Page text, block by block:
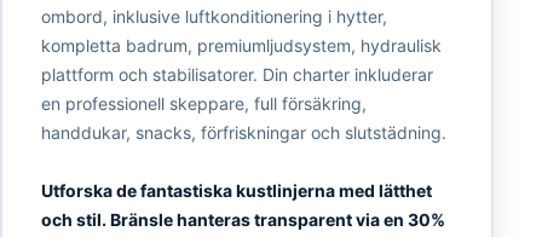
ombord, inklusive luftkonditionering i hytter,
kompletta badrum, premiumljudsystem, hydraulisk
plattform och stabilisatorer. Din charter inkluderar
en professionell skeppare, full försäkring,
handdukar, snacks, förfriskningar och slutstädning.
Utforska de fantastiska kustlinjerna med lätthet
och stil. Bränsle hanteras transparent via en 30%